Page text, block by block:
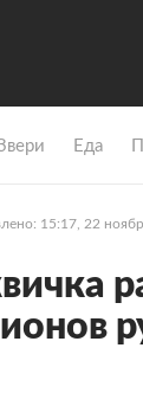
Еда
15:17, 22